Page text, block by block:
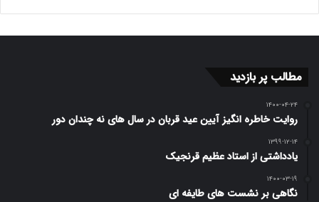
مطالب پر بازدید
۱۴۰۰-۰۴-۲۴
روایت خاطره انگیز آیین عید قربان در سال های نه چندان دور
۱۳۹۹-۱۲-۱۴
یادداشتی از استاد عظیم قرنجیک
۱۴۰۰-۰۳-۱۹
نگاهی بر نشست های طایفه ای